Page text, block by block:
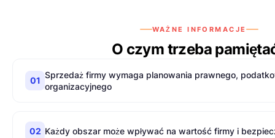
WAŻNE INFORMACJE
O czym trzeba
01
Sprzedaż firmy wymaga planowania prawnego,
organizacyjnego
02 Każdy obszar może wpływać na wartość firmy i